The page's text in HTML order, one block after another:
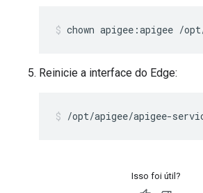
chown apigee:apigee /
Reinicie a interface do Edge:
/opt/apigee/apigee-
Isso foi útil?